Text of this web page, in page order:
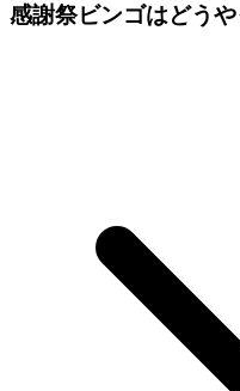
感謝祭ビンゴはどう